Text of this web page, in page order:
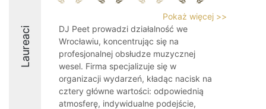
Laureaci
Pokaż więcej >>
DJ Peet prowadzi działalność we
Wrocławiu, koncentrując się na
profesjonalnej obsłudze muzycznej
wesel. Firma specjalizuje się w
organizacji wydarzeń, kładąc nacisk na
cztery główne wartości: odpowiednią
atmosferę, indywidualne podejście,